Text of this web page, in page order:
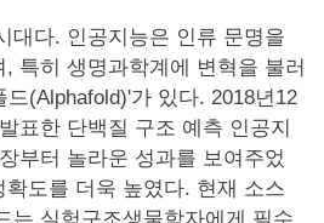
대다. 인공지능은 인류 문명을
특히 생명과학계에 변혁을 불러
(Alphafold)'가 있다. 2018년12
표한 단백질 구조 예측 인공지
부터 놀라운 성과를 보여주었
도를 더욱 높였다. 현재 소스